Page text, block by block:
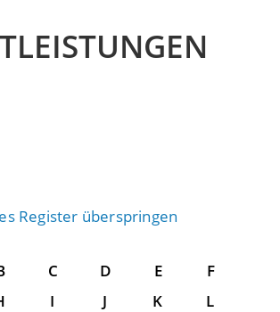
Register überspringen
C D E
F
I J K
L